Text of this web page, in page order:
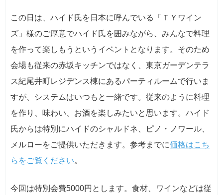
この日は、ハイド氏を日本に呼んでいる「ＴＹワイン
ズ」様のご厚意でハイド氏を囲みながら、みんなで料理
を作って楽しもうというイベントとなります。そのため
会場も従来の赤坂キッチンではなく、東京ガーデンテラ
ス紀尾井町レジデンス棟にあるパーティルームで行いま
すが、システムはいつもと一緒です。従来のように料理
を作り、味わい、お酒を楽しみたいと思います。ハイド
氏からは特別にハイドのシャルドネ、ピノ・ノワール、
メルローをご提供いただきます。参考までに価格はこち
らをご覧ください。
今回は特別会費5000円とします。食材、ワインなどは従